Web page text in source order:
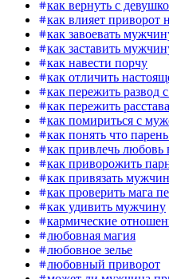
как вернуть с
как влияет приворот
как завоевать
как заставить
как навести порчу
как отличить
как пережить развод
как пережить
как помириться с
как понять что
как привлечь
как приворожить
как привязать
как проверить мага
как удивить мужчину
кармические
любовная магия
любовное зелье
любовный приворот